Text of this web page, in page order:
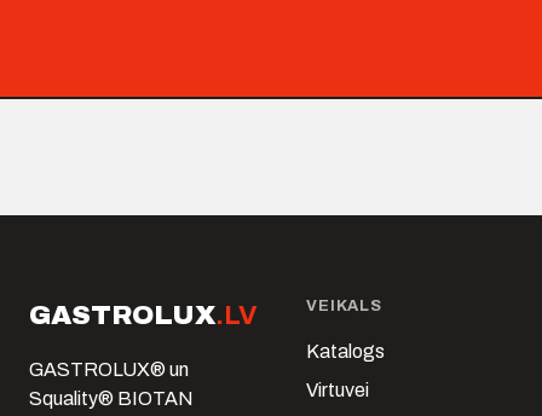
GASTROLUX.LV
GASTROLUX® un
Squality® BIOTAN
VEIKALS
Katalogs
Virtuvei